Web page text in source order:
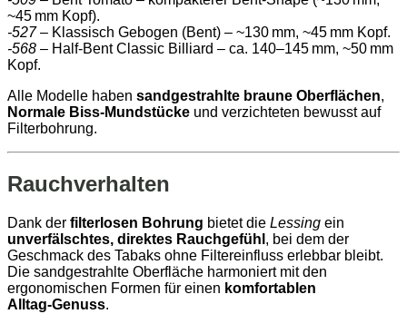
~45 mm Kopf).
-527– Klassisch Gebogen (Bent) – ~130 mm, ~45 mm Kopf.
-568 – Half‑Bent Classic Billiard – ca. 140–145 mm, ~50 mm
Kopf.
Alle Modelle haben sandgestrahlte braune Oberflächen,
Normale Biss‑Mundstücke und verzichteten bewusst auf
Filterbohrung.
Rauchverhalten
Dank der filterlosen Bohrung bietet die Lessing ein
unverfälschtes, direktes Rauchgefühl , bei dem der
Geschmack des Tabaks ohne Filtereinfluss erlebbar bleibt.
Die sandgestrahlte Oberfläche harmoniert mit den
ergonomischen Formen für einen komfortablen
Alltag‑Genuss.